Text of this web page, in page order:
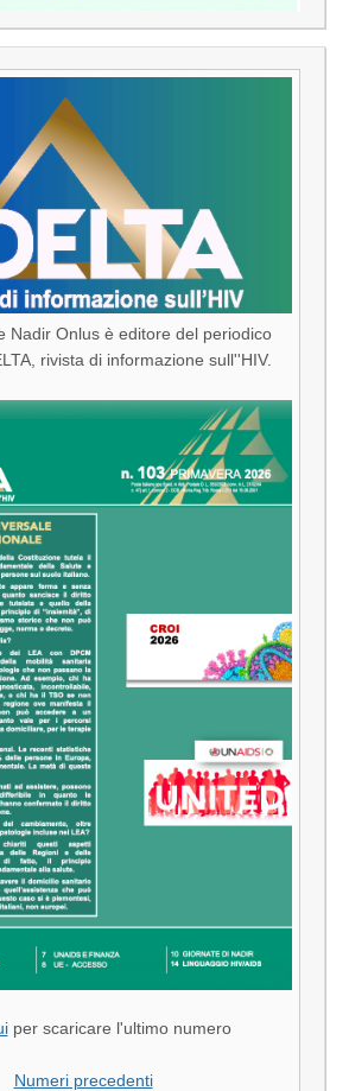
Nadir Onlus è editore del periodico
rivista di informazione sull''HIV.
per scaricare l'ultimo numero
Numeri precedenti